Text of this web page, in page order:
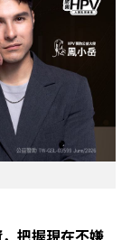
把握現在不嫌